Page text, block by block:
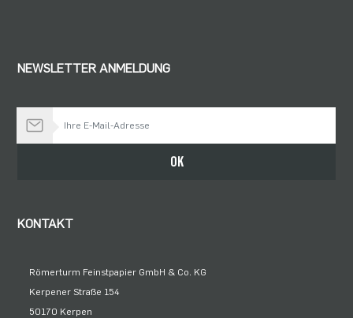
NEWSLETTER ANMELDUNG
OK
KONTAKT
Römerturm Feinstpapier GmbH & Co. KG
Kerpener Straße 154
50170 Kerpen